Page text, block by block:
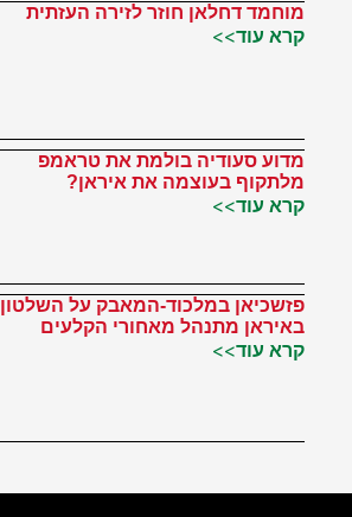
מוחמד דחלאן חוזר לזירה העזתית
קרא עוד>>
מדוע סעודיה בולמת את טראמפ
מלתקוף בעוצמה את איראן?
קרא עוד>>
פזשכיאן במלכוד-המאבק על השלטון
באיראן מתנהל מאחורי הקלעים
קרא עוד>>